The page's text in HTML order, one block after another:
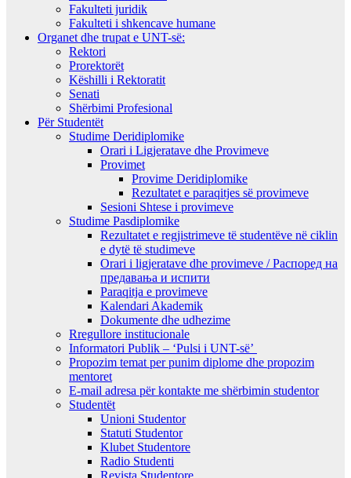
Fakulteti juridik
Fakulteti i shkencave humane
Organet dhe trupat e UNT-së:
Rektori
Prorektorët
Këshilli i Rektoratit
Senati
Shërbimi Profesional
Për Studentët
Studime Deridiplomike
Orari i Ligjeratave dhe Provimeve
Provimet
Provime Deridiplomike
Rezultatet e paraqitjes së provimeve
Sesioni Shtese i provimeve
Studime Pasdiplomike
Rezultatet e regjistrimeve të studentëve në ciklin
e dytë të studimeve
Orari i ligjeratave dhe provimeve / Распоред на
предавањa и испити
Paraqitja e provimeve
Kalendari Akademik
Dokumente dhe udhezime
Rregullore institucionale
Informatori Publik – ‘Pulsi i UNT-së’
Propozim temat per punim diplome dhe propozim
mentoret
E-mail adresa për kontakte me shërbimin studentor
Studentët
Unioni Studentor
Statuti Studentor
Klubet Studentore
Radio Studenti
Revista Studentore